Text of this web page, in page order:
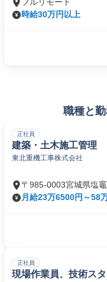
時給30万円以上
職種と
正社員
建築・土木施工管理
東北重機工事株式会社
〒985-0003宮城県塩
月給23万6500円～58
正社員
現場作業員、技術ス